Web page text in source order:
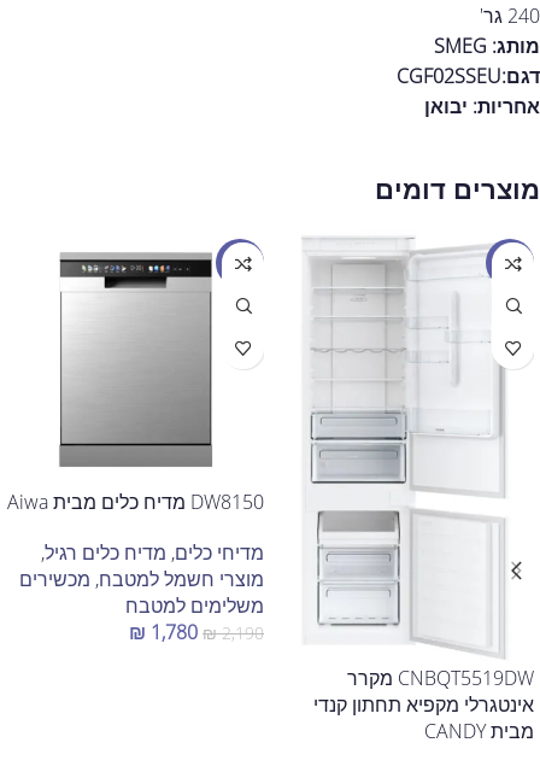
240 גר'
מותג: SMEG
דגם:CGF02SSEU
אחריות: יבואן
מוצרים דומים
מבצע
CNBQT5519DW מקרר
אינטגרלי מקפיא תחתון קנדי
מבית CANDY
מבצע
DW8150 מדיח כלים מבית Aiwa
מדיחי כלים, מדיח כלים רגיל,
מוצרי חשמל למטבח, מכשירים
משלימים למטבח
₪2,190
₪ 1,780